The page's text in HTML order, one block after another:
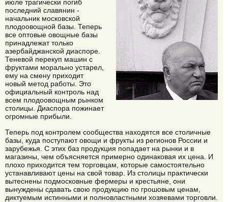
июле трагически погиб
последний славянин -
начальник московской
плодоовощной базы. Теперь
все оптовые овощные базы
принадлежат только
азербайджанской диаспоре.
Теневой перекуп машин с
фруктами морально устарел,
ему на смену приходит
новый метод работы. Это
официальный контроль над
всем плодоовощным рынком
столицы. Диаспора пожинает
огромные прибыли.
Теперь под контролем сообщества находятся все столичные
базы, куда поступают овощи и фрукты из регионов России и
зарубежья. С этих баз продукция попадает на рынки и в
магазины, чем объясняется примерно одинаковая их цена. И
плохо приходится тем торговцам, которые самостоятельно
устанавливают цены на свой товар. Из столицы практически
вытеснены подмосковные фермеры и крестьяне, они
вынуждены сдавать свою продукцию по грошовым ценам,
диктуемым истинными и полновластными хозяевами торговли.